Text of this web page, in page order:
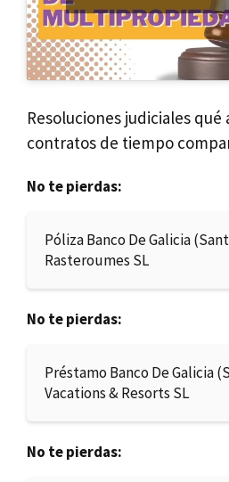
Resoluciones judiciales qué
contratos de tiempo
No te pierdas:
Póliza Banco De Galicia
Rasteroumes SL
No te pierdas:
Préstamo Banco De Galicia
Vacations & Resorts SL
No te pierdas: